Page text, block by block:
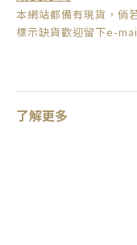
本網站都備有現貨，倘
標示缺貨歡迎留下e-
了解更多